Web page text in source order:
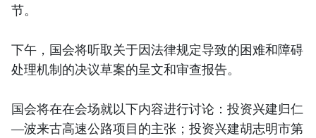
节。
下午，国会将听取关于因法律规定导致的困难和障碍
处理机制的决议草案的呈文和审查报告。
国会将在在会场就以下内容进行讨论：投资兴建归仁
—波来古高速公路项目的主张；投资兴建胡志明市第